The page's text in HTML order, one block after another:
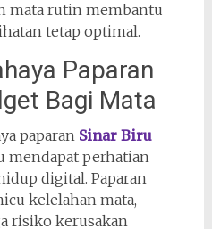
mata rutin membantu
tetap optimal.
Paparan
Bagi Mata
paparan Sinar Biru
mendapat perhatian
digital. Paparan
kelelahan mata,
risiko kerusakan